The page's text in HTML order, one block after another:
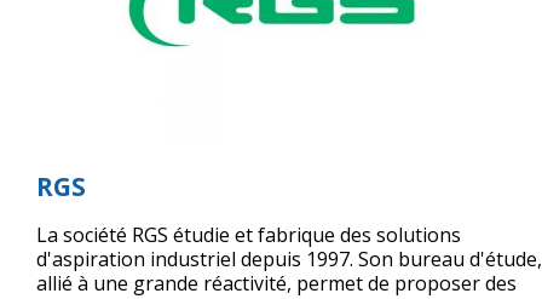
RGS
La société RGS étudie et fabrique des solutions
d'aspiration industriel depuis 1997. Son bureau d'étude,
allié à une grande réactivité, permet de proposer des